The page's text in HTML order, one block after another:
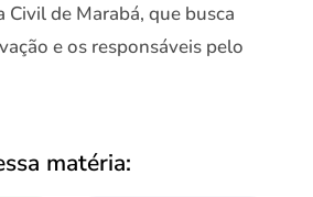
Civil de Marabá, que busca
e os responsáveis pelo
matéria: